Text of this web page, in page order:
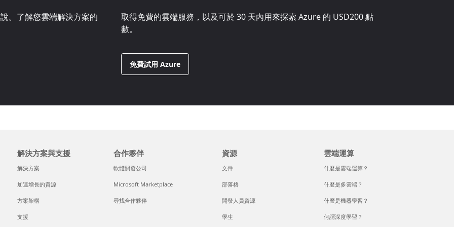
。了解您雲端解決方案的 取得免費的雲端服務，以及可於 30 天內用來探索 Azure 的 USD200點
數。
免費試用 Azure
解決方案與支援
解決方案
加速增長的資源
方案架構
支援
合作夥伴
軟體開發公司
Microsoft Marketplace
尋找合作夥伴
資源
文件
部落格
開發人員資源
學生
雲端運算
什麼是雲端運算？
什麼是多雲端？
什麼是機器學習？
何謂深度學習？